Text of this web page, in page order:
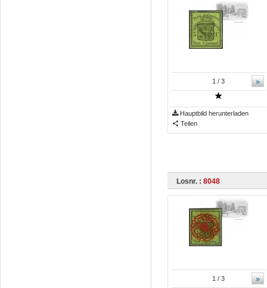
»
1 / 3
Hauptbild herunterladen
Teilen
Losnr. : 8048
»
1 / 3